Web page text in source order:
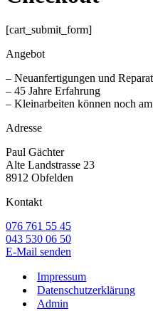
[cart_submit_form]
Angebot
– Neuanfertigungen und
– 45 Jahre Erfahrung
– Kleinarbeiten können noch
Adresse
Paul Gächter
Alte Landstrasse 23
8912 Obfelden
Kontakt
076 761 55 45
043 530 06 50
E-Mail senden
Impressum
Datenschutzerklärung
Admin